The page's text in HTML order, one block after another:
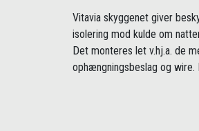
Vitavia skyggenet giver
isolering mod kulde om
Det monteres let v.hj.a. de
ophængningsbeslag og wire.